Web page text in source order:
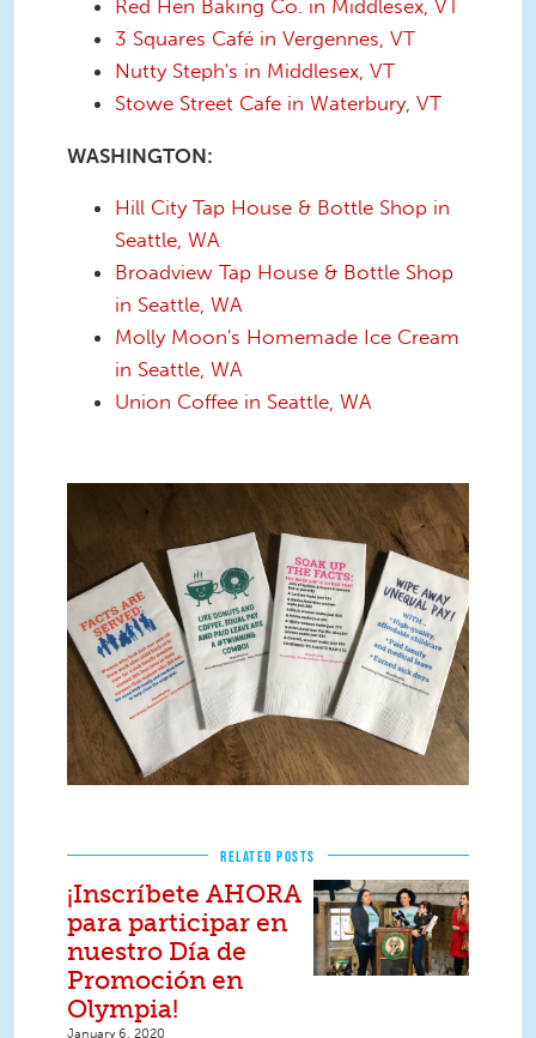
Red Hen Baking Co. in Middlesex, VT
3 Squares Café in Vergennes, VT
Nutty Steph's in Middlesex, VT
Stowe Street Cafe in Waterbury, VT
WASHINGTON:
Hill City Tap House & Bottle Shop in
Seattle, WA
Broadview Tap House & Bottle Shop
in Seattle, WA
Molly Moon's Homemade Ice Cream
in Seattle, WA
Union Coffee in Seattle, WA
RELATED POSTS
¡Inscríbete AHORA
para participar en
nuestro Día de
Promoción en
Olympia!
January 6, 2020